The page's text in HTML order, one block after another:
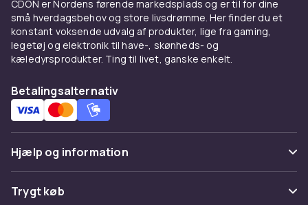
problemfrit og problemfrit. Derfor tilbyder vi
kun de bedste muligheder på markedet.
Hos CDON stræber vi efter at tilbyde vores
kvalitetsprodukter på en pålidelig og bekvem
måde. Se alle produkter og find de VVS-rør, der
vores omfattende sortiment. Gør dit køb nemt
og problemfrit hos os!
CDON er Nordens førende markedsplads og er til for dine
små hverdagsbehov og store livsdrømme. Her finder du et
konstant voksende udvalg af produkter, lige fra gaming,
legetøj og elektronik til have-, skønheds- og
kæledyrsprodukter. Ting til livet, ganske enkelt.
Betalingsalternativ
Hjælp og information
Ofte stillede spørgsmål
Trygt køb